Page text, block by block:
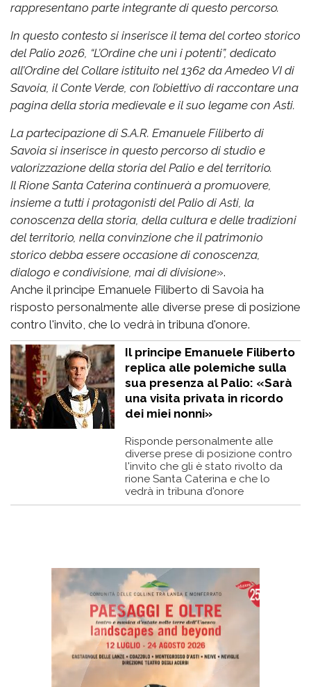
rappresentano parte integrante di questo percorso.
In questo contesto si inserisce il tema del corteo storico
del Palio 2026, “L’Ordine che unì i potenti”, dedicato
all’Ordine del Collare istituito nel 1362 da Amedeo VI di
Savoia, il Conte Verde, con l’obiettivo di raccontare una
pagina della storia medievale e il suo legame con Asti.
La partecipazione di S.A.R. Emanuele Filiberto di
Savoia si inserisce in questo percorso di studio e
valorizzazione della storia del Palio e del territorio.
Il Rione Santa Caterina continuerà a promuovere,
insieme a tutti i protagonisti del Palio di Asti, la
conoscenza della storia, della cultura e delle tradizioni
del territorio, nella convinzione che il patrimonio
storico debba essere occasione di conoscenza,
dialogo e condivisione, mai di divisione».
Anche il principe Emanuele Filiberto di Savoia ha
risposto personalmente alle diverse prese di posizione
contro l'invito, che lo vedrà in tribuna d'onore.
Il principe Emanuele Filiberto
replica alle polemiche sulla
sua presenza al Palio: «Sarà
una visita privata in ricordo
dei miei nonni»
Risponde personalmente alle
diverse prese di posizione contro
l'invito che gli è stato rivolto da
rione Santa Caterina e che lo
vedrà in tribuna d'onore